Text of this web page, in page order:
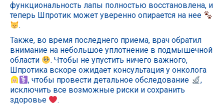
функциональность лапы полностью восстановлена, и
теперь Шпротик может уверенно опирается на нее
.
Также, во время последнего приема, врач обратил
внимание на небольшое уплотнение в подмышечной
области
. Чтобы не упустить ничего важного,
Шпротика вскоре ожидает консультация у онколога
, чтобы провести детальное обследование
,
исключить все возможные риски и сохранить
здоровье
.